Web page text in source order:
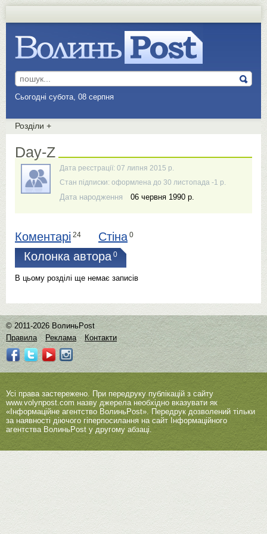
Сьогодні субота, 08 серпня
Розділи +
Day-Z
Дата реєстрації: 07 липня 2015 р.
Стан підписки: оформлена до 30 листопада -1 р.
Дата народження 06 червня 1990 р.
Коментарі 24 Стіна 0
Колонка автора 0
В цьому розділі ще немає записів
© 2011-2026 ВолиньPost
Правила
Реклама Контакти
Усі права застережено. При передруку публікацій з сайту
www.volynpost.com назву джерела необхідно вказувати як
«Інформаційне агентство ВолиньPost». Передрук дозволений тільки
за наявності діючого гіперпосилання на сайт Інформаційного
агентства ВолиньPost у другому абзаці.